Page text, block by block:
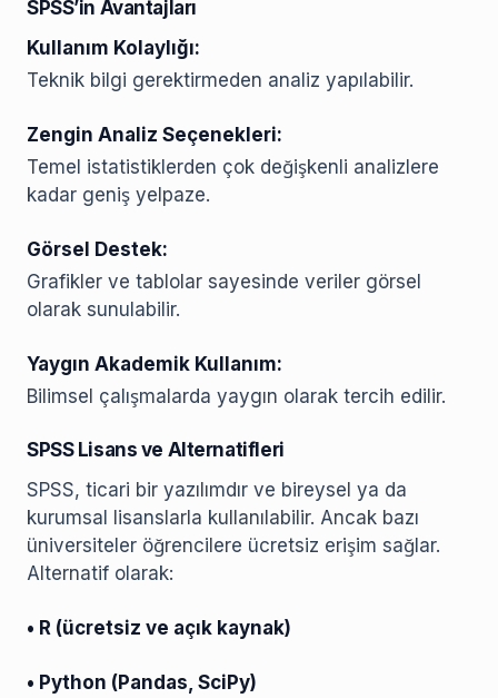
SPSS’in Avantajları
Kullanım Kolaylığı:
Teknik bilgi gerektirmeden analiz yapılabilir.
Zengin Analiz Seçenekleri:
Temel istatistiklerden çok değişkenli analizlere
kadar geniş yelpaze.
Görsel Destek:
Grafikler ve tablolar sayesinde veriler görsel
olarak sunulabilir.
Yaygın Akademik Kullanım:
Bilimsel çalışmalarda yaygın olarak tercih edilir.
SPSS Lisans ve Alternatifleri
SPSS, ticari bir yazılımdır ve bireysel ya da
kurumsal lisanslarla kullanılabilir. Ancak bazı
üniversiteler öğrencilere ücretsiz erişim sağlar.
Alternatif olarak:
• R (ücretsiz ve açık kaynak)
• Python (Pandas, SciPy)